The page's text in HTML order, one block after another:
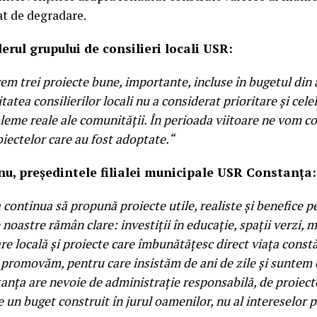
de degradare.
grupului de consilieri locali USR:
trei proiecte bune, importante, incluse în bugetul din
consilierilor locali nu a considerat prioritare și
reale ale comunității. În perioada viitoare ne vom
care au fost adoptate.“
președintele filialei municipale USR Constanța:
continua să propună proiecte utile, realiste și benefice
rămân clare: investiții în educație, spații verzi,
locală și proiecte care îmbunătățesc direct viața
pentru care insistăm de ani de zile și
are nevoie de administrație responsabilă, de
un buget construit în jurul oamenilor, nu al intereselor